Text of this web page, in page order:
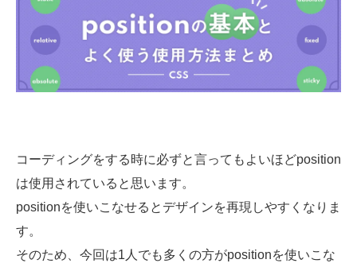
03-6659-5220
LINE登録
コーディングをする時に必ずと言ってもよいほどposition
は使用されていると思います。
positionを使いこなせるとデザインを再現しやすくなりま
す。
そのため、今回は1人でも多くの方がpositionを使いこな